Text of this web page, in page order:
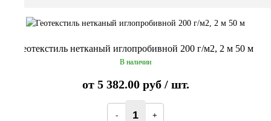
Геотекстиль нетканый иглопробивной 200 г/м2, 2 м 50 м
В наличии
от 5 382.00 руб/ шт.